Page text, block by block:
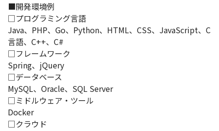
■開発環境例
□プログラミング言語
Java、PHP、Go、Python、HTML、CSS、JavaScript、C
言語、C++、C#
□フレームワーク
Spring、jQuery
□データベース
MySQL、Oracle、SQL Server
□ミドルウェア・ツール
Docker
□クラウド